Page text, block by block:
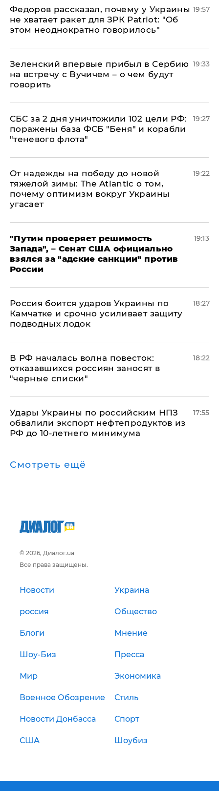
Федоров рассказал, почему у Украины
не хватает ракет для ЗРК Patriot: "Об
этом неоднократно говорилось"
19:57
Зеленский впервые прибыл в Сербию
на встречу с Вучичем – о чем будут
говорить
19:33
СБС за 2 дня уничтожили 102 цели РФ:
поражены база ФСБ "Беня" и корабли
"теневого флота"
19:27
От надежды на победу до новой
тяжелой зимы: The Atlantic о том,
почему оптимизм вокруг Украины
угасает
19:22
"Путин проверяет решимость
Запада", – Сенат США официально
взялся за "адские санкции" против
России
19:13
Россия боится ударов Украины по
Камчатке и срочно усиливает защиту
подводных лодок
18:27
​В РФ началась волна повесток:
отказавшихся россиян заносят в
"черные списки"
18:22
Удары Украины по российским НПЗ
обвалили экспорт нефтепродуктов из
РФ до 10-летнего минимума
17:55
Смотреть ещё
© 2026, Диалог.ua
Все права защищены.
Новости Украина
россия Общество
Блоги Мнение
Шоу-Биз Пресса
Мир Экономика
Военное Обозрение Стиль
Новости Донбасса Спорт
США Шоубиз